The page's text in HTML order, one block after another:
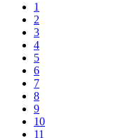
1
2
3
4
5
6
7
8
9
10
11